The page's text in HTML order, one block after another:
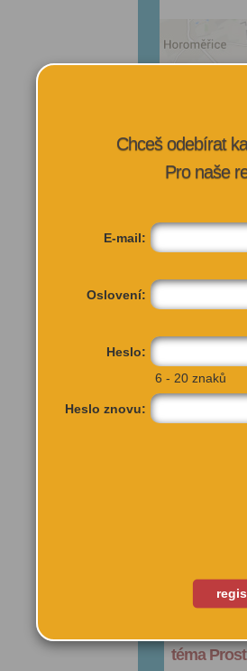
téma
téma
Chceš odebírat
Pro naše
E-mail:
Oslovení:
Heslo:
6 - 20 znaků
Heslo znovu: